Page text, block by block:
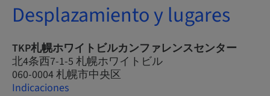
Desplazamiento y lugares
TKP札幌ホワイトビルカンファレンスセンター
北4条西7-1-5 札幌ホワイトビル
060-0004 札幌市中央区
Indicaciones